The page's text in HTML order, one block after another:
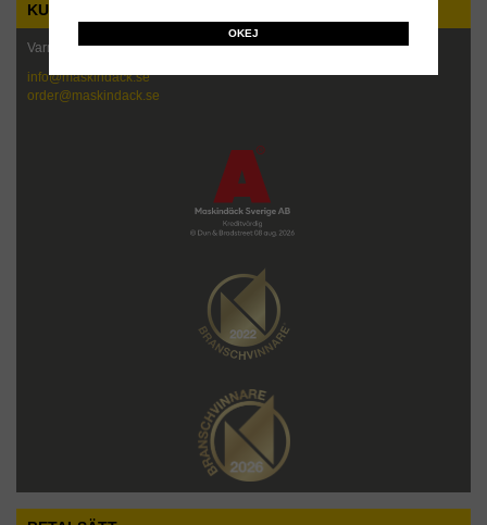
KUNDTJÄNST
Varmt välkommen att kontakta oss!
info@maskindack.se
order@maskindack.se
OKEJ